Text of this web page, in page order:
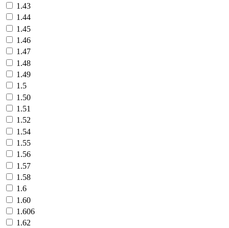
1.43
1.44
1.45
1.46
1.47
1.48
1.49
1.5
1.50
1.51
1.52
1.54
1.55
1.56
1.57
1.58
1.6
1.60
1.606
1.62